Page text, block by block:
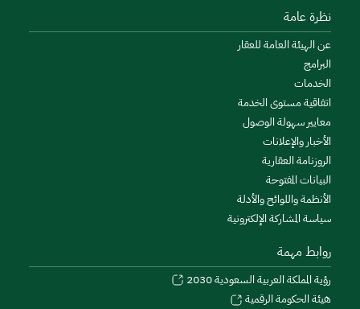
نظرة عامة
عن الهيئة العامة للعقار
البرامج
الخدمات
اتفاقية مستوى الخدمة
معايير سهولة الوصول
الأخبار والإعلانات
الروزنامة العقارية
البيانات المفتوحة
الأنظمة واللوائح والأدلة
سياسة المشاركة الإلكترونية
روابط مهمة
رؤية المملكة العربية السعودية 2030
هيئة الحكومة الرقمية